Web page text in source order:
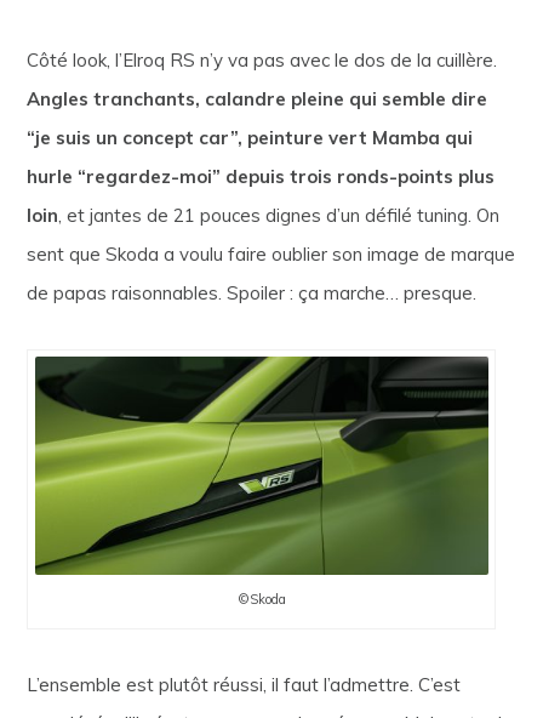
Côté look, l’Elroq RS n’y va pas avec le dos de la cuillère.
Angles tranchants, calandre pleine qui semble dire
“je suis un concept car”, peinture vert Mamba qui
hurle “regardez-moi” depuis trois ronds-points plus
loin, et jantes de 21 pouces dignes d’un défilé tuning. On
sent que Skoda a voulu faire oublier son image de marque
de papas raisonnables. Spoiler : ça marche… presque.
©Skoda
L’ensemble est plutôt réussi, il faut l’admettre. C’est